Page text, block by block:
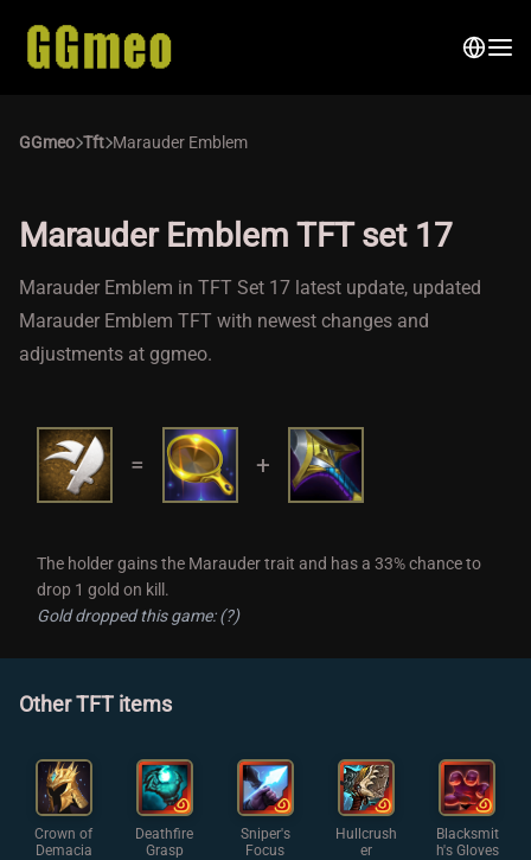
GGmeo Tft Marauder Emblem
Marauder Emblem TFT set 17
Marauder Emblem in TFT Set 17 latest update, updated
Marauder Emblem TFT with newest changes and
adjustments at ggmeo.
= +
The holder gains the Marauder trait and has a 33% chance to
drop 1 gold on kill.
Gold dropped this game:(?)
Other TFT items
Crown of
Demacia
Deathfire
Grasp
Sniper's
Focus
Hullcrush
er
Blacksmit
h's Gloves